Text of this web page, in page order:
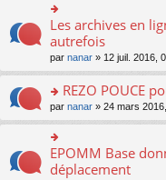
nt
s
ré
c
e
nt
le
pl
u
s
e
nt
n
o
lu
le
pl
u
s
c
nt
s
g
e
n
o
lu
le
pl
u
s
ré
m
s
a
e
n
o
n
lu
le
pl
s
ult
er
le
m
e
s
a
e
n
o
n
ult
er
le
m
e
s
s
a
g
Les archives en
autrefois
par nanar » 12 juil. 2016,
o
n
s
ult
er
le
REZO POUCE
par nanar » 24 mars
o
n
EPOMM Base
déplacement